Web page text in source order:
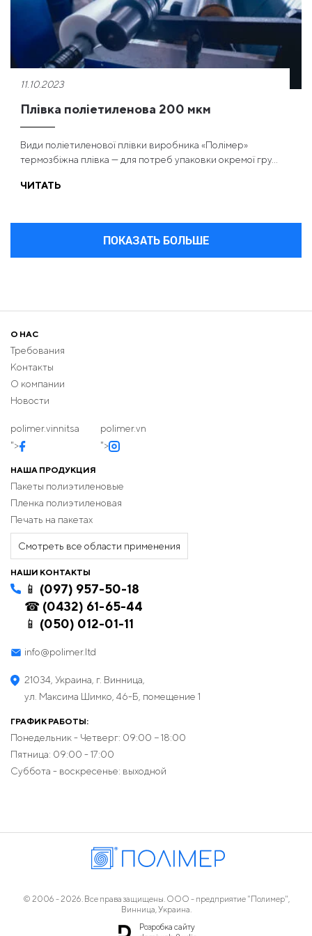
11.10.2023
Плівка поліетиленова 200 мкм
Види поліетиленової плівки виробника «Полімер»
термозбіжна плівка — для потреб упаковки окремої гру...
ЧИТАТЬ
ПОКАЗАТЬ БОЛЬШЕ
О НАС
Требования
Контакты
О компании
Новости
polimer.vinnitsa
">
polimer.vn
">
НАША ПРОДУКЦИЯ
Пакеты полиэтиленовые
Пленка полиэтиленовая
Печать на пакетах
Смотреть все области применения
НАШИ КОНТАКТЫ
📱 (097) 957-50-18
☎ (0432) 61-65-44
📱 (050) 012-01-11
info@polimer.ltd
21034, Украина, г. Винница,
ул. Максима Шимко, 46-Б, помещение 1
ГРАФИК РАБОТЫ:
Понедельник - Четверг: 09:00 − 18:00
Пятница: 09:00 - 17:00
Суббота - воскресенье: выходной
© 2006 - 2026. Все права защищены. ООО - предприятие "Полимер",
Винница, Украина.
Розробка сайту